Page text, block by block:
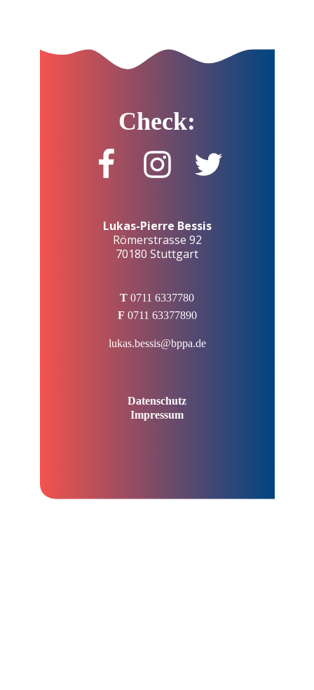
Check:
Lukas-Pierre Bessis
Römerstrasse 92
70180 Stuttgart
T 0711 6337780
F 0711 63377890
lukas.bessis@bppa.de
Datenschutz
Impressum